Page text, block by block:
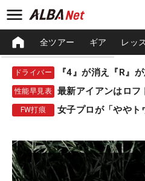
全ツアー ギア レッ
ドライバー
性能早見表 最新アイアンはロフ
FW打痕 女子プロが「ややト